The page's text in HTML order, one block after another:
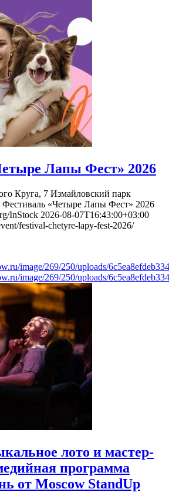
Лапы Фест» 2026
Круга, 7 Измайловский парк
Фестиваль «Четыре Лапы Фест» 2026
InStock 2026-08-07T16:43:00+03:00
festival-chetyre-lapy-fest-2026/
image/269/250/uploads/
image/269/250/uploads/
лото и мастер-
программа
от Moscow StandUp